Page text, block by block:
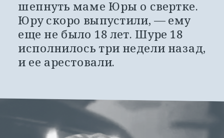
шепнуть маме Юры о свертке.
Юру скоро выпустили, — ему
еще не было 18 лет. Шуре 18
исполнилось три недели назад,
и ее арестовали.